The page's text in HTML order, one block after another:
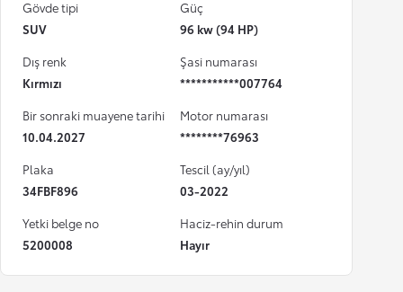
Gövde tipi
SUV
Güç
96 kw (94 HP)
Dış renk
Kırmızı
Şasi numarası
***********007764
Bir sonraki muayene tarihi
10.04.2027
Motor numarası
********76963
Plaka
34FBF896
Tescil (ay/yıl)
03-2022
Yetki belge no
5200008
Haciz-rehin durum
Hayır